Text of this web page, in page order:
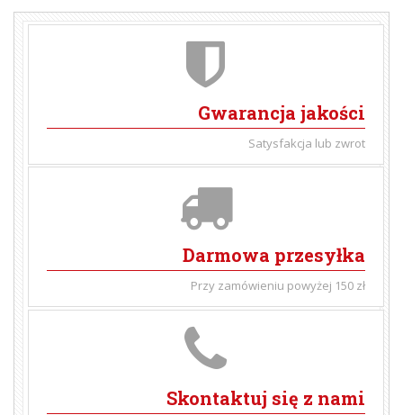
Gwarancja jakości
Satysfakcja lub zwrot
Darmowa przesyłka
Przy zamówieniu powyżej 150 zł
Skontaktuj się z nami